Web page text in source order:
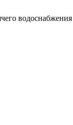
водоснабжения